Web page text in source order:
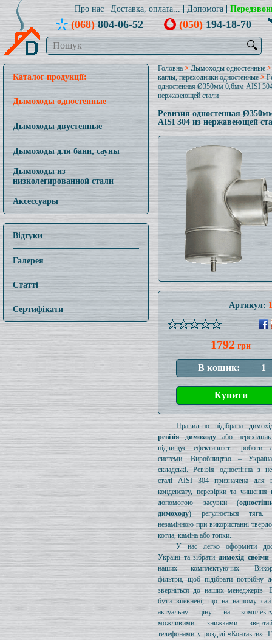
Про нас Доставка, оплата... Допомога
(068)804-06-52 (050)194-18-70
🔍
Каталог продукції:
Дымоходы одностенные
Дымоходы двустенные
Дымоходы для бани, сауны
Дымоходы из
низколегированной стали
Аксессуары
Відгуки
Галерея
Статті
Сертифікати
Головна > Дымоходы одностенные
каглы, переходники одностенные>
одностенная Ø350мм 0,6мм AISI
нержавеющей стали
Ревизия одностенная
AISI 304 из нержавеющей
Артикул:
1792 грн
Правильно підібрана
ревізія димоходу або
підвищує ефективність роботи
системи. Виробництво –
складські. Ревізія одностінна з
сталі AISI 304 призначена для
конденсату, перевірки та чищення
допомогою засувки (
димоходу) регулюється
незамінною при використанні
котла, каміна або топки.
У нас легко оформити
Україні та зібрати димохід
наших комплектуючих.
фільтри, щоб підібрати потрібну
зверніться до наших менеджерів.
бути впевнені, що на нашому
актуальну ціну на
можливими знижками
телефонами у розділі «Контакти».